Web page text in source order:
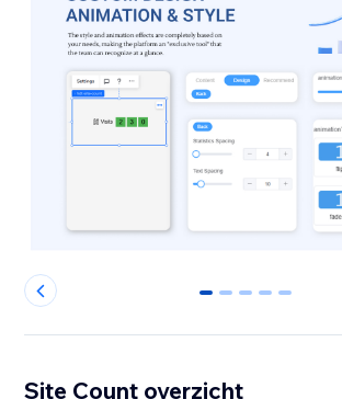
0 1 2 3 4
Site Count overzicht